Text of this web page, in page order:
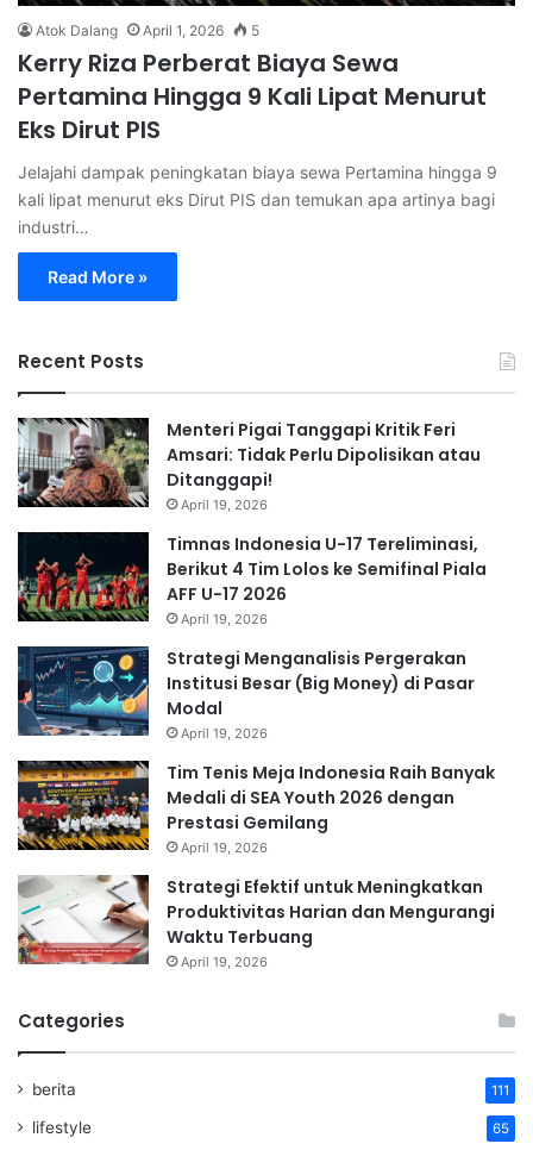
Atok Dalang April 1, 2026 5
Kerry Riza Perberat Biaya Sewa
Pertamina Hingga 9 Kali Lipat Menurut
Eks Dirut PIS
Jelajahi dampak peningkatan biaya sewa Pertamina hingga 9
kali lipat menurut eks Dirut PIS dan temukan apa artinya bagi
industri…
Read More »
Recent Posts
Menteri Pigai Tanggapi Kritik Feri
Amsari: Tidak Perlu Dipolisikan atau
Ditanggapi!
April 19, 2026
Timnas Indonesia U-17 Tereliminasi,
Berikut 4 Tim Lolos ke Semifinal Piala
AFF U-17 2026
April 19, 2026
Strategi Menganalisis Pergerakan
Institusi Besar (Big Money) di Pasar
Modal
April 19, 2026
Tim Tenis Meja Indonesia Raih Banyak
Medali di SEA Youth 2026 dengan
Prestasi Gemilang
April 19, 2026
Strategi Efektif untuk Meningkatkan
Produktivitas Harian dan Mengurangi
Waktu Terbuang
April 19, 2026
Categories
berita 111
lifestyle 65